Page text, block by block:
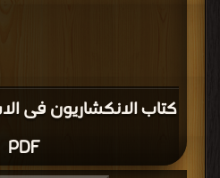
كتاب الانكشاريون فى
PDF